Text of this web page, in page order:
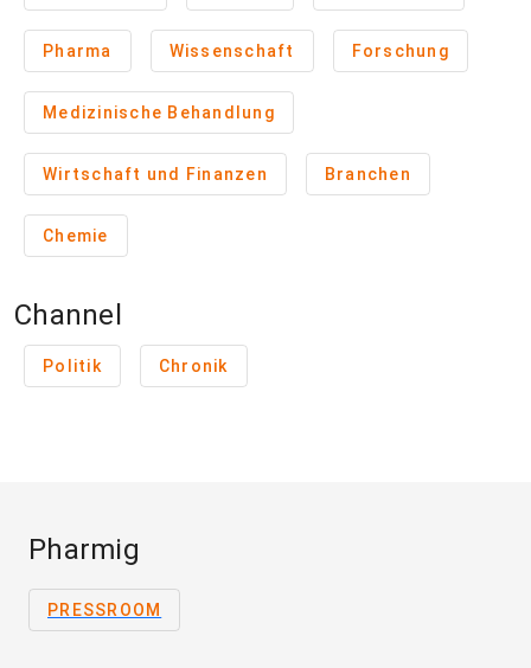
Pharma Wissenschaft Forschung
Medizinische Behandlung
Wirtschaft und Finanzen Branchen
Chemie
Channel
Politik Chronik
Pharmig
PRESSROOM